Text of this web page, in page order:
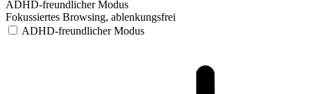
ADHD-freundlicher Modus
Fokussiertes Browsing, ablenkungsfrei
ADHD-freundlicher Modus